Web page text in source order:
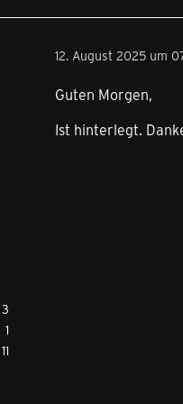
3
1
11
12. August 2025 um
Guten Morgen,
Ist hinterlegt.